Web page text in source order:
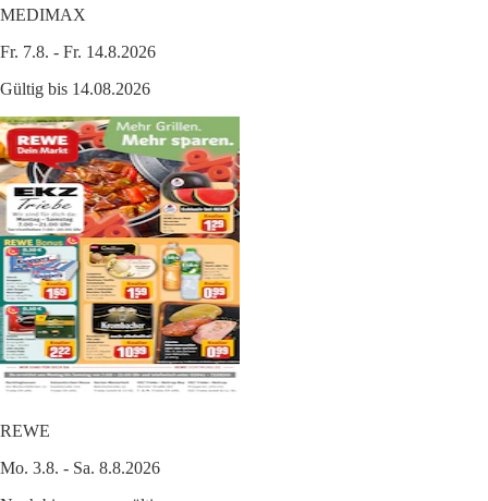
MEDIMAX
Fr. 7.8. - Fr. 14.8.2026
Gültig bis 14.08.2026
REWE
Mo. 3.8. - Sa. 8.8.2026